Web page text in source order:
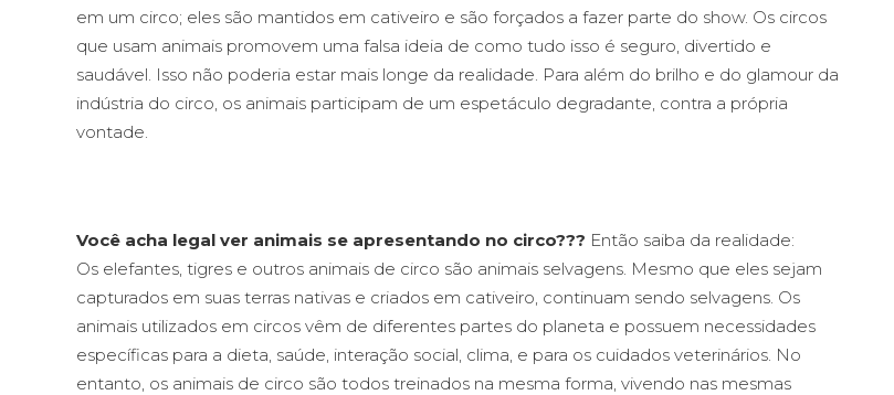
em um circo; eles são mantidos em cativeiro e são forçados a fazer parte do show. Os circos
que usam animais promovem uma falsa ideia de como tudo isso é seguro, divertido e
saudável. Isso não poderia estar mais longe da realidade. Para além do brilho e do glamour da
indústria do circo, os animais participam de um espetáculo degradante, contra a própria
vontade.
Você acha legal ver animais se apresentando no circo??? Então saiba da realidade:
Os elefantes, tigres e outros animais de circo são animais selvagens. Mesmo que eles sejam
capturados em suas terras nativas e criados em cativeiro, continuam sendo selvagens. Os
animais utilizados em circos vêm de diferentes partes do planeta e possuem necessidades
específicas para a dieta, saúde, interação social, clima, e para os cuidados veterinários. No
entanto, os animais de circo são todos treinados na mesma forma, vivendo nas mesmas